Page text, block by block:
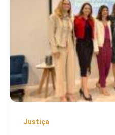
Justiça